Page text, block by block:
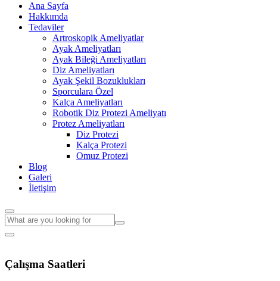
Ana Sayfa
Hakkımda
Tedaviler
Artroskopik Ameliyatlar
Ayak Ameliyatları
Ayak Bileği Ameliyatları
Diz Ameliyatları
Ayak Şekil Bozuklukları
Sporculara Özel
Kalça Ameliyatları
Robotik Diz Protezi Ameliyatı
Protez Ameliyatları
Diz Protezi
Kalça Protezi
Omuz Protezi
Blog
Galeri
İletişim
Çalışma Saatleri